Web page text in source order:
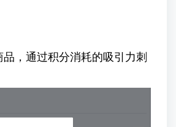
，通过积分消耗的吸引力刺